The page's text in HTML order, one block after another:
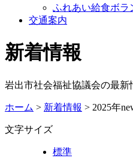
ふれあい給食ボラ
交通案内
新着情報
岩出市社会福祉協議会の最新
ホーム > 新着情報 > 2025年
文字サイズ
標準